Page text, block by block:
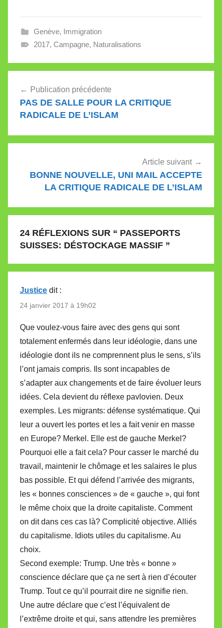
d'une affaire pourtant
fort intéressante. Un
révélé les faits jeudi…
Genève, Immigration
2017, Campagne, Naturalisations
de
l’article
Publication précédente
PAS DE SALLE POUR LA CRITIQUE
RADICALE DE L’ISLAM
Article suivant
BONNE NOUVELLE, UNI MAIL ACCEPTE
LA CRITIQUE RADICALE DE L’ISLAM
24 RÉFLEXIONS SUR “ PASSEPORTS
SUISSES: DÉSTOCKAGE MASSIF ”
Justice dit :
24 janvier 2017 à 19h02
Que voulez-vous faire avec des gens qui sont
totalement enfermés dans leur idéologie, dans une
idéologie dont ils ne comprennent plus le sens, s’ils
l’ont jamais compris. Ils sont incapables de
s’adapter aux changements et de faire évoluer leurs
idées. Cela devient du réflexe pavlovien. Deux
exemples. Les migrants: défense systématique. Qui
leur a ouvert les portes et les a fait venir en masse
en Europe? Merkel. Elle est de gauche Merkel?
Pourquoi elle a fait cela? Pour casser le marché du
travail, maintenir le chômage et les salaires le plus
bas possible. Et qui défend l’arrivée des migrants,
les « bonnes consciences » de « gauche », qui font
le même choix que la droite capitaliste. Comment
on dit dans ces cas là? Complicité objective. Alliés
du capitalisme. Idiots utiles du capitalisme. Au
choix.
Second exemple: Trump. Une très « bonne »
conscience déclare que ça ne sert à rien d’écouter
Trump. Tout ce qu’il pourrait dire ne signifie rien.
Une autre déclare que c’est l’équivalent de
l’extrême droite et qui, sans attendre les premières